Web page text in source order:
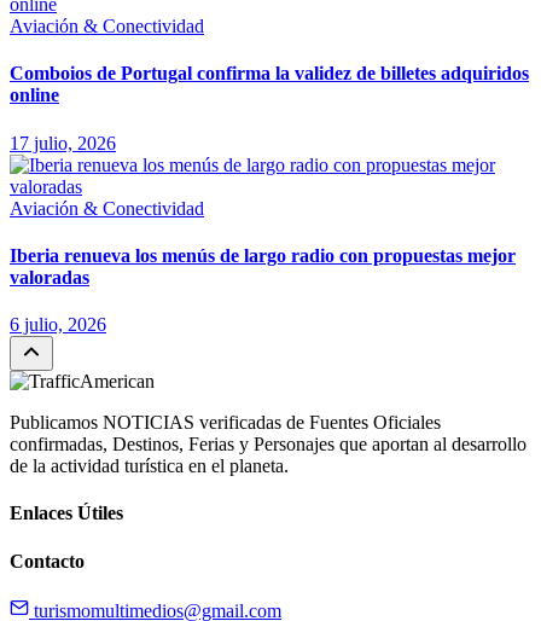
Aviación & Conectividad
Comboios de Portugal confirma la validez de billetes adquiridos
online
17 julio, 2026
Aviación & Conectividad
Iberia renueva los menús de largo radio con propuestas mejor
valoradas
6 julio, 2026
Publicamos NOTICIAS verificadas de Fuentes Oficiales
confirmadas, Destinos, Ferias y Personajes que aportan al desarrollo
de la actividad turística en el planeta.
Enlaces Útiles
Contacto
turismomultimedios@gmail.com